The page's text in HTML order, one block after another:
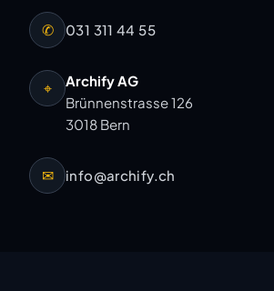
✆ 031 311 44 55
⌖
Archify AG
Brünnenstrasse 126
3018 Bern
✉ info@archify.ch